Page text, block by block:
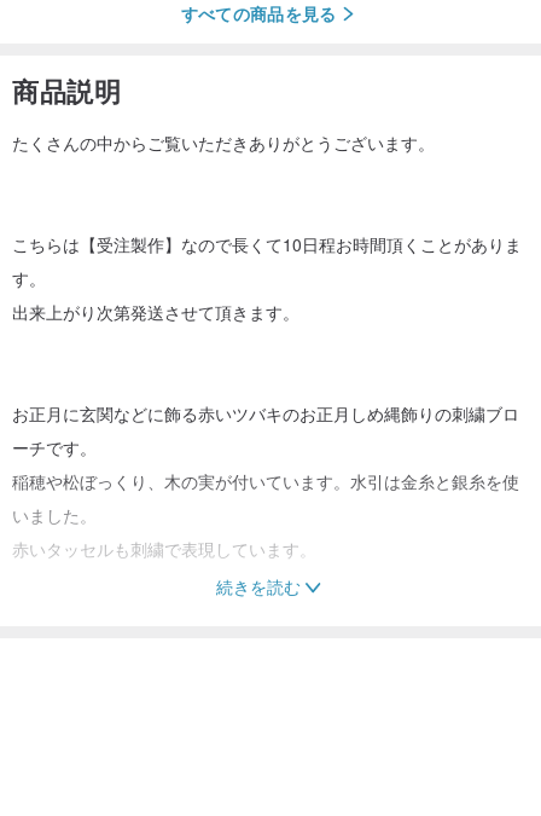
すべての商品を見る
商品説明
たくさんの中からご覧いただきありがとうございます。
こちらは【受注製作】なので長くて10日程お時間頂くことがありま
す。
出来上がり次第発送させて頂きます。
お正月に玄関などに飾る赤いツバキのお正月しめ縄飾りの刺繍ブロ
ーチです。
稲穂や松ぼっくり、木の実が付いています。水引は金糸と銀糸を使
いました。
赤いタッセルも刺繍で表現しています。
続きを読む